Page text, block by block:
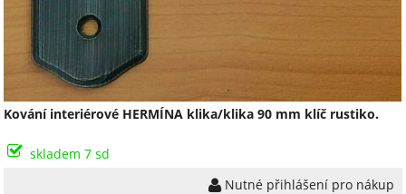
Kování interiérové HERMÍNA klika/klika 90 mm klíč rustiko.
skladem 7 sd
Nutné přihlášení pro nákup